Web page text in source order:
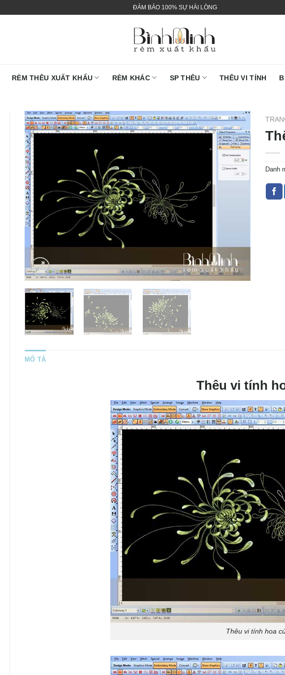
ĐẢM BẢO 100% SỰ HÀI LÒNG
RÈM THÊU XUẤT KHẨU RÈM KHÁC SP THÊU THÊU VI TÍNH
Danh
MÔ TẢ
Thêu vi tính
Thêu vi tính hoa